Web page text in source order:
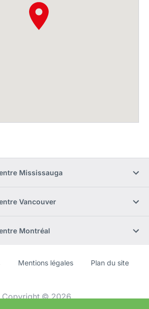
Mississauga
Vancouver
Montréal
Mentions légales Plan du site
Copyright © 2026